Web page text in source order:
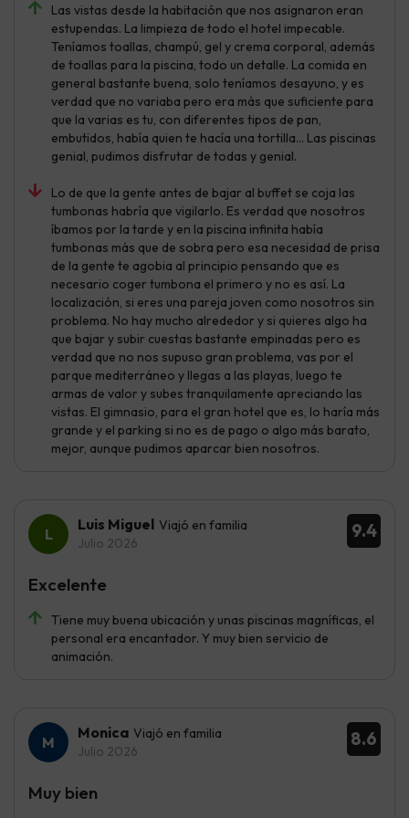
Las vistas desde la habitación que nos asignaron eran
estupendas. La limpieza de todo el hotel impecable.
Teníamos toallas, champú, gel y crema corporal, además
de toallas para la piscina, todo un detalle. La comida en
general bastante buena, solo teníamos desayuno, y es
verdad que no variaba pero era más que suficiente para
que la varias es tu, con diferentes tipos de pan,
embutidos, había quien te hacía una tortilla... Las piscinas
genial, pudimos disfrutar de todas y genial.
Lo de que la gente antes de bajar al buffet se coja las
tumbonas habría que vigilarlo. Es verdad que nosotros
íbamos por la tarde y en la piscina infinita había
tumbonas más que de sobra pero esa necesidad de prisa
de la gente te agobia al principio pensando que es
necesario coger tumbona el primero y no es así. La
localización, si eres una pareja joven como nosotros sin
problema. No hay mucho alrededor y si quieres algo ha
que bajar y subir cuestas bastante empinadas pero es
verdad que no nos supuso gran problema, vas por el
parque mediterráneo y llegas a las playas, luego te
armas de valor y subes tranquilamente apreciando las
vistas. El gimnasio, para el gran hotel que es, lo haría más
grande y el parking si no es de pago o algo más barato,
mejor, aunque pudimos aparcar bien nosotros.
9.4
Luis Miguel Viajó en familia
Julio 2026
Tiene muy buena ubicación y unas piscinas magníficas, el
personal era encantador. Y muy bien servicio de
animación.
Excelente
8.6
Monica Viajó en familia
Julio 2026
Muy bien